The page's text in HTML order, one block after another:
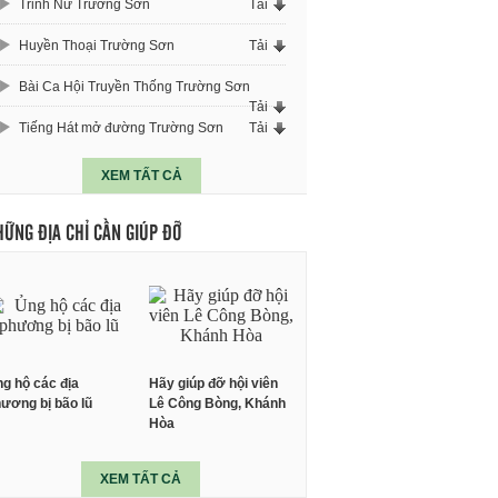
Trinh Nữ Trường Sơn Tải
Huyền Thoại Trường Sơn Tải
Bài Ca Hội Truyền Thống Trường Sơn
Tải
Tiếng Hát mở đường Trường Sơn
Tải
XEM TẤT CẢ
ĐỊA CHỈ CẦN GIÚP ĐỠ
hộ các địa
bị bão lũ
Hãy giúp đỡ hội viên
Lê Công Bòng, Khánh
Hòa
XEM TẤT CẢ